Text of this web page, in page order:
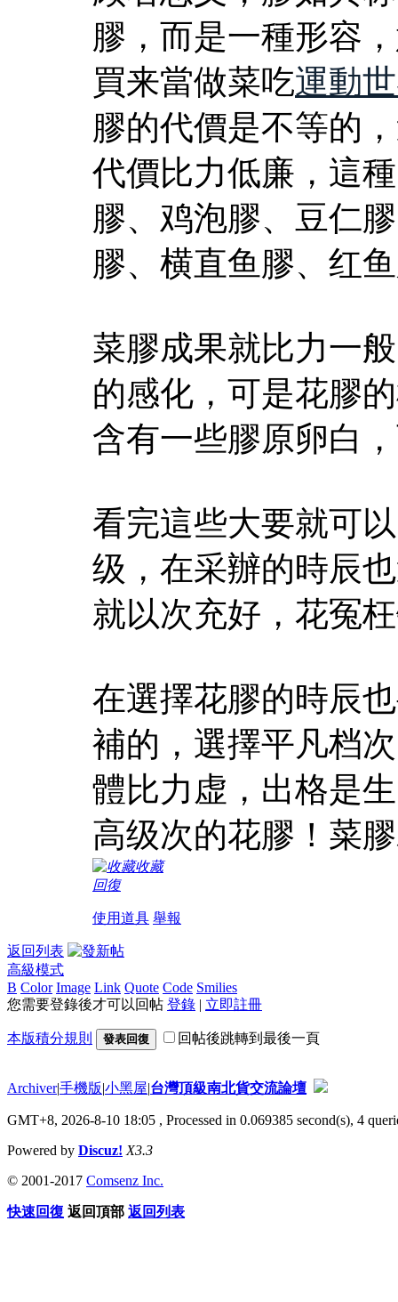
膠，而是一種形容
買来當做菜吃運動
膠的代價是不等的
代價比力低廉，這
膠、鸡泡膠、豆仁
膠、横直鱼膠、红
菜膠成果就比力一
的感化，可是花膠
含有一些膠原卵白
看完這些大要就可
级，在采辦的時辰
就以次充好，花冤
在選擇花膠的時辰
補的，選擇平凡档
體比力虚，出格是
高级次的花膠！菜
收藏
回復
使用道具 舉報
返回列表
高級模式
B Color Image Link Quote Code Smilies
您需要登錄後才可以回帖 登錄 | 立即註冊
本版積分規則 發表回復 回帖後跳轉到最後一頁
Archiver|手機版|小黑屋|台灣頂級南北貨交流論壇
GMT+8, 2026-8-10 18:05 , Processed in 0.069385 second(s), 4
Powered by Discuz! X3.3
© 2001-2017 Comsenz Inc.
快速回復 返回頂部 返回列表